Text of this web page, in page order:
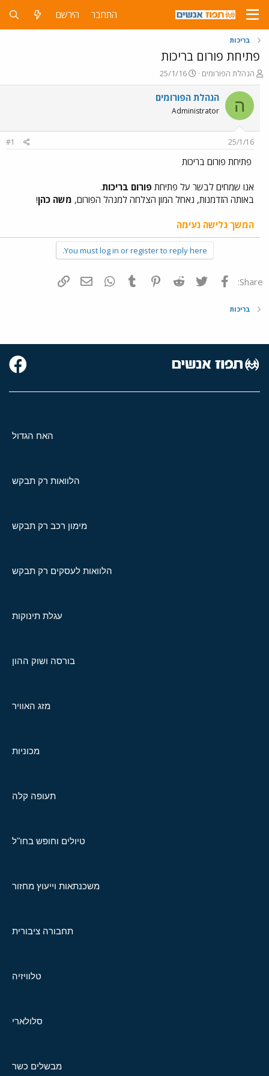
התחבר הירשם
בריכות
פתיחת פורום בריכות
פ
ו
ת
ח
ה
ו
ש
א
הנהלת הפורומים
פ
ו
ר
ם
ר
25/1/16
ה הנהלת הפורומים
Administrator
25/1/16
#1
פתיחת פורום בריכות
אנו שמחים לבשר על פתיחת פורום בריכות.
באותה הזדמנות, נאחל המון הצלחה למנהל הפורום, משה כהן!
המשך גלישה נעימה
You must log in or register to reply here.
Share: פייסבוק Twitter
Reddit
Pinterest
Tumblr
WhatsAppדואר אלקטרוני
בריכות
האח הגדול
הלוואות רק תבקש
מימון רכב רק תבקש
הלוואות לעסקים רק תבקש
עגלת תינוקות
בורסה ושוק ההון
מזג האוויר
מכוניות
תעופה קלה
טיולים וחופש בחו"ל
משכנתאות וייעוץ מחזור
תחבורה ציבורית
טלוויזיה
סלולארי
מבשלים כשר